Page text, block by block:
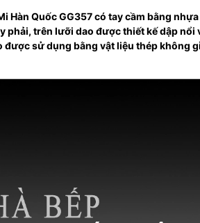
Hàn Quốc GG357 có tay cầm bằng
phải, trên lưỡi dao được thiết kế dập nổi
được sử dụng bằng vật liệu thép không